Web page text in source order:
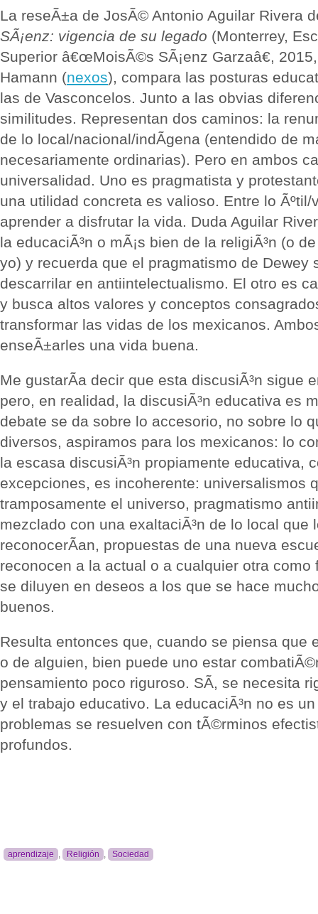
La reseÃ±a de JosÃ© Antonio Aguilar Rivera
SÃ¡enz: vigencia de su legado (Monterrey,
Superior â€œMoisÃ©s SÃ¡enz Garzaâ€,
Hamann (nexos), compara las posturas
las de Vasconcelos. Junto a las obvias
similitudes. Representan dos caminos: la
de lo local/nacional/indÃ­gena (entendido de
necesariamente ordinarias). Pero en ambos
universalidad. Uno es pragmatista y
una utilidad concreta es valioso. Entre lo Ãºtil/
aprender a disfrutar la vida. Duda Aguilar
la educaciÃ³n o mÃ¡s bien de la religiÃ³n (o
yo) y recuerda que el pragmatismo de Dewey
descarrilar en antiintelectualismo. El otro es
y busca altos valores y conceptos
transformar las vidas de los mexicanos.
enseÃ±arles una vida buena.
Me gustarÃ­a decir que esta discusiÃ³n sigue
pero, en realidad, la discusiÃ³n educativa es
debate se da sobre lo accesorio, no sobre lo
diversos, aspiramos para los mexicanos: lo
la escasa discusiÃ³n propiamente educativa,
excepciones, es incoherente: universalismos
tramposamente el universo, pragmatismo
mezclado con una exaltaciÃ³n de lo local que
reconocerÃ­an, propuestas de una nueva
reconocen a la actual o a cualquier otra como
se diluyen en deseos a los que se hace
buenos.
Resulta entonces que, cuando se piensa que
o de alguien, bien puede uno estar
pensamiento poco riguroso. SÃ­, se necesita
y el trabajo educativo. La educaciÃ³n no es
problemas se resuelven con tÃ©rminos
profundos.
aprendizaje , Religión , Sociedad